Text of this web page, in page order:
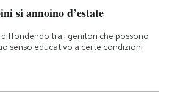
si annoino d’estate
diffondendo tra i genitori che possono
senso educativo a certe condizioni